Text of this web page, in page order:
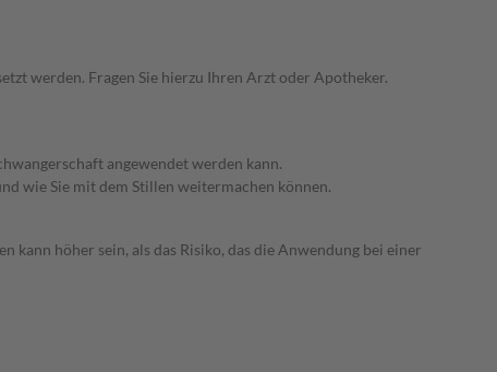
werden. Fragen Sie hierzu Ihren Arzt oder Apotheker.
angewendet werden kann.
wie Sie mit dem Stillen weitermachen können.
höher sein, als das Risiko, das die Anwendung bei einer